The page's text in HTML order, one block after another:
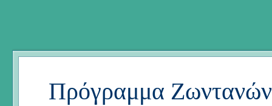
Πρόγραμμα